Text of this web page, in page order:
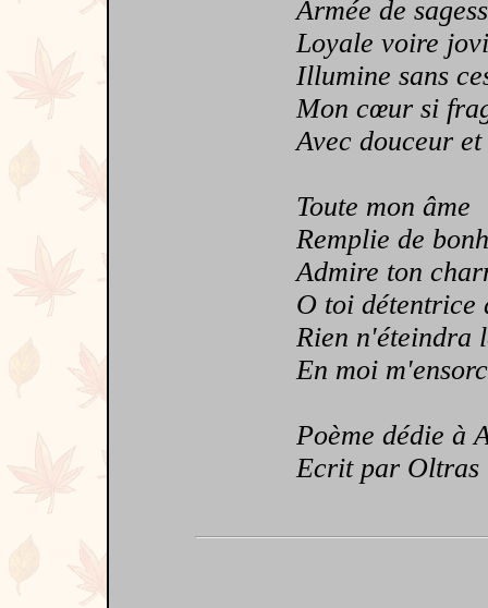
Armée de
Loyale voire
Illumine sans
Mon cœur si
Avec douceur et
Toute mon âme
Remplie de
Admire ton
O toi détentrice
Rien n'éteindra
En moi
Poème dédie à
Ecrit par Oltras